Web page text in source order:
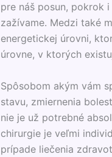
pre náš posun, pokrok
zažívame. Medzi také
energetickej úrovni,
úrovne, v ktorých
Spôsobom akým vám
stavu, zmiernenia
nie je už potrebné
chirurgie je veľmi
prípade liečenia